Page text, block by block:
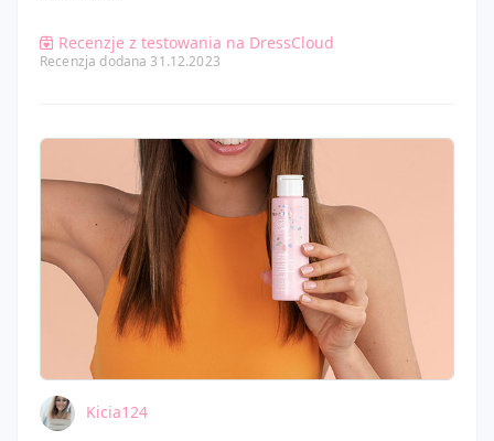
Recenzje z testowania na DressCloud
Recenzja dodana 31.12.2023
Kicia124